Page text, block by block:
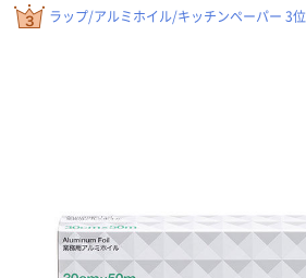
ラップ/アルミホイル/キッチンペーパー 3位